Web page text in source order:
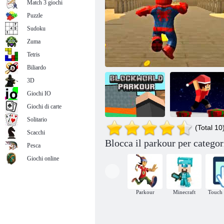
Skyblock Parkour Facile Obby
Roblox: aggiornamento di Spiderman
Blockworld
Parkour
Parkour Block
(Total 10)
Blocca il parkour per
Parkour Minecraft Touch
Match 3 giochi
Puzzle
Sudoku
Zuma
Tetris
Biliardo
3D
Giochi IO
Giochi di carte
Solitario
Scacchi
Pesca
Giochi online